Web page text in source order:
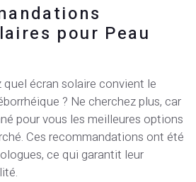
pour Peau
écran solaire convient le
? Ne cherchez plus, car
pour vous les meilleures options
Ces recommandations ont été
ce qui garantit leur